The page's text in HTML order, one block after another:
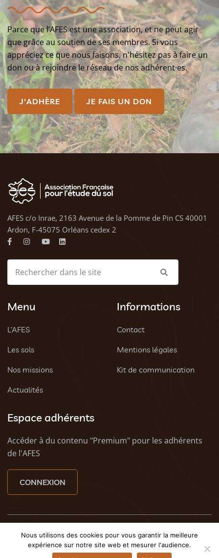
Parce que l’AFES est une association, et ne peut agir
que grâce au soutien de ses membres. Si vous
appréciez ce que nous faisons, n'hésitez pas à faire un
don ou à rejoindre le réseau de nos adhérent·es.
J'ADHÈRE JE FAIS UN DON
AFES c/o Inrae, 2163 Avenue de la Pomme de Pin CS 40001
Ardon, F-45075 Orléans cedex 2
Menu
L’AFES
Les sols
Nos missions
Actualités
Informations
Contact
Mentions légales
Kit de communication
Espace adhérents
Accéder à du contenu "Premium" pour les adhérents
de l'AFES
CONNEXION
© 2023 AFES - Tous droits réservés - Une créationTony
Oheix : Agence Web CaenetWeezy - Agence web à
Nous utilisons des cookies pour vous garantir la meilleure
expérience sur notre site web et mesurer l'audience.